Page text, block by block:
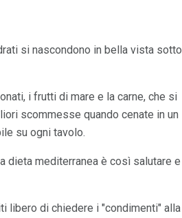
si nascondono in bella vista sotto
i frutti di mare e la carne, che si
scommesse quando cenate in un
su ogni tavolo.
dieta mediterranea è così salutare e
libero di chiedere i "condimenti" alla